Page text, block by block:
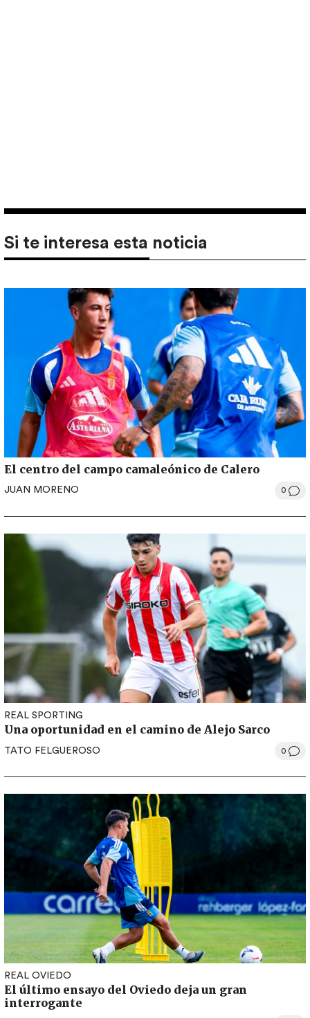
Si te interesa esta noticia
El centro del campo camaleónico de Calero
JUAN MORENO 0
REAL SPORTING
Una oportunidad en el camino de Alejo Sarco
TATO FELGUEROSO 0
REAL OVIEDO
El último ensayo del Oviedo deja un gran
interrogante